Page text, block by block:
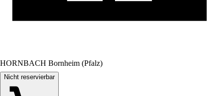
HORNBACH Bornheim (Pfalz)
Nicht reservierbar